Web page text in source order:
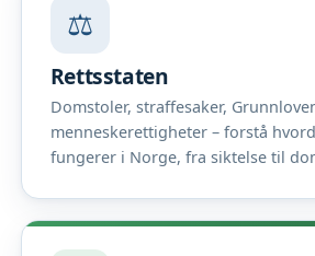
⚖️
Rettsstaten
Domstoler, straffesaker,
menneskerettigheter – forstå
fungerer i Norge, fra siktelse til